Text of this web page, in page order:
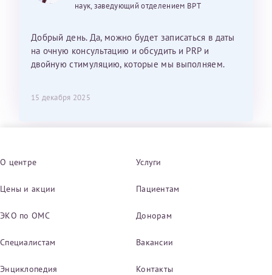
наук, заведующий отделением ВРТ
Добрый день. Да, можно будет записаться в даты
на очную консультацию и обсудить и PRP и
двойную стимуляцию, которые мы выполняем.
15 декабря 2025
О центре Услуги
Цены и акции Пациентам
ЭКО по ОМС Донорам
Специалистам Вакансии
Энциклопедия Контакты